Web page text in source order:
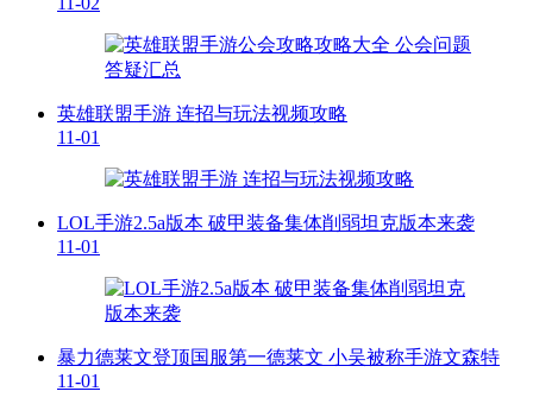
英雄联盟手游 连招与玩法视频攻略
11-01
LOL手游2.5a版本 破甲装备集体削弱坦克版本来袭
11-01
暴力德莱文登顶国服第一德莱文 小吴被称手游文森特
11-01